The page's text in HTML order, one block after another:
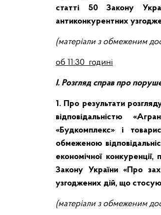
статті 50 Закону
антиконкурентних
(матеріали з обмеженим
об 11:30 годині
І. Розгляд справ про
1. Про результати
відповідальністю
«Будкомплекс» і
обмеженою
економічної
Закону України «Про
узгоджених дій, що
(матеріали з обмеженим